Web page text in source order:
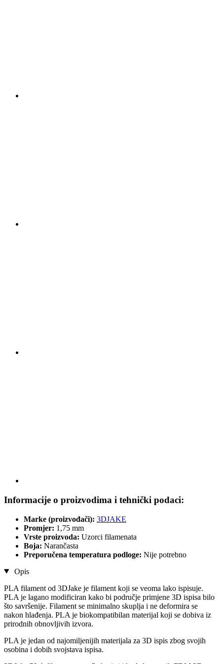
Informacije o proizvodima i tehnički podaci:
Marke (proizvođači): 3DJAKE
Promjer: 1,75 mm
Vrste proizvoda: Uzorci filamenata
Boja: Narančasta
Preporučena temperatura podloge: Nije potrebno
Opis
PLA filament od 3DJake je filament koji se veoma lako ispisuje.
PLA je lagano modificiran kako bi područje primjene 3D ispisa bilo
što savršenije. Filament se minimalno skuplja i ne deformira se
nakon hlađenja. PLA je biokompatibilan materijal koji se dobiva iz
prirodnih obnovljivih izvora.
PLA je jedan od najomiljenijih materijala za 3D ispis zbog svojih
osobina i dobih svojstava ispisa.